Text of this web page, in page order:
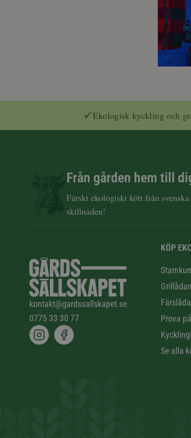
Ekologisk kyckling och
Från gården hem till
Färskt ekologiskt kött från
skillnaden!
kontakt@gardssallskapet.se
0775 33 30 77
KÖP
Grillådan
Prova
Se alla